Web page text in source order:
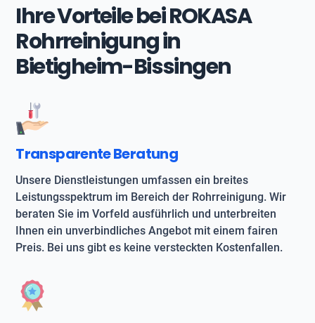
Ihre Vorteile bei ROKASA
Rohrreinigung in
Bietigheim-Bissingen
Transparente Beratung
Unsere Dienstleistungen umfassen ein breites
Leistungsspektrum im Bereich der Rohrreinigung. Wir
beraten Sie im Vorfeld ausführlich und unterbreiten
Ihnen ein unverbindliches Angebot mit einem fairen
Preis. Bei uns gibt es keine versteckten Kostenfallen.